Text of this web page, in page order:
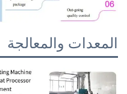
المعدات والمعالجة